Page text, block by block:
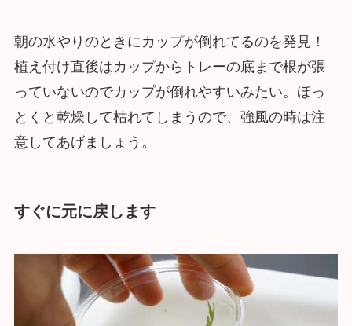
朝の水やりのときにカップが倒れてるのを発見！
植え付け直後はカップからトレーの底まで根が張
っていないのでカップが倒れやすいみたい。ほっ
とくと乾燥して枯れてしまうので、強風の時は注
意してあげましょう。
すぐに元に戻します